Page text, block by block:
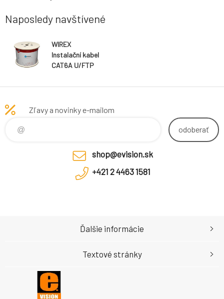
Naposledy navštívené
WIREX
Instalační kabel
CAT6A U/FTP
500m cívka
Zľavy a novinky e-mailom
odoberať
shop@evision.sk
+421 2 4463 1581
Ďalšie informácie
Textové stránky